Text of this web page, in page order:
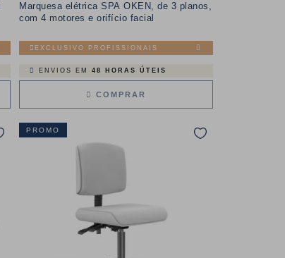
Marquesa elétrica SPA OKEN, de 3 planos,
com 4 motores e orifício facial
EXCLUSIVO PROFISSIONAIS
ENVIOS EM48 HORAS ÚTEIS
COMPRAR
PROMO